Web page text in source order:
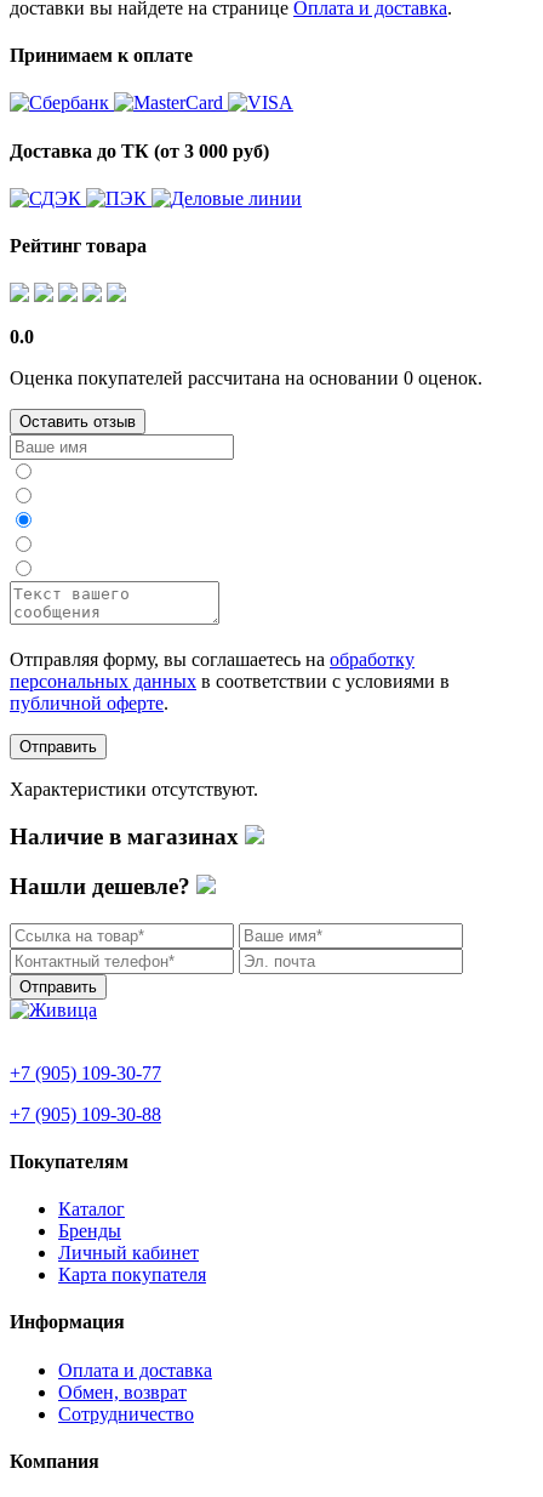
доставки вы найдете на странице Оплата и доставка.
Принимаем к оплате
Доставка до ТК (от 3 000 руб)
Рейтинг товара
0.0
Оценка покупателей рассчитана на основании 0 оценок.
Оставить отзыв
Отправляя форму, вы соглашаетесь на обработку
персональных данных в соответствии с условиями в
публичной оферте.
Отправить
Характеристики отсутствуют.
Наличие в магазинах
Нашли дешевле?
+7 (905) 109-30-77
+7 (905) 109-30-88
Покупателям
Каталог
Бренды
Личный кабинет
Карта покупателя
Информация
Оплата и доставка
Обмен, возврат
Сотрудничество
Компания